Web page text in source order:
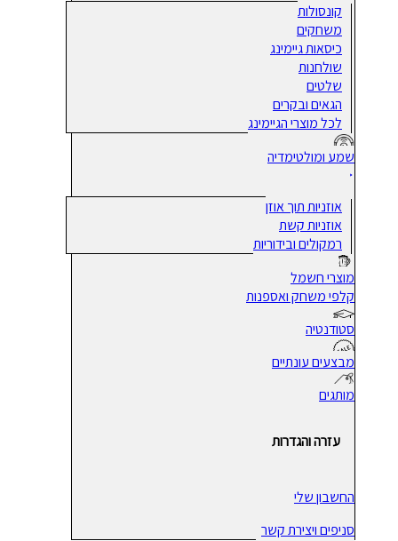
קונסולות
משחקים
כיסאות גיימינג
שולחנות
שלטים
הגאים ובקרים
לכל מוצרי הגיימינג
שמע ומולטימדיה
אוזניות תוך אוזן
אוזניות קשת
רמקולים ובידוריות
מוצרי חשמל
קלפי משחק ואספנות
סטודנטיה
מבצעים עונתיים
מותגים
עזרה והגדרות
החשבון שלי
סניפים ויצירת קשר